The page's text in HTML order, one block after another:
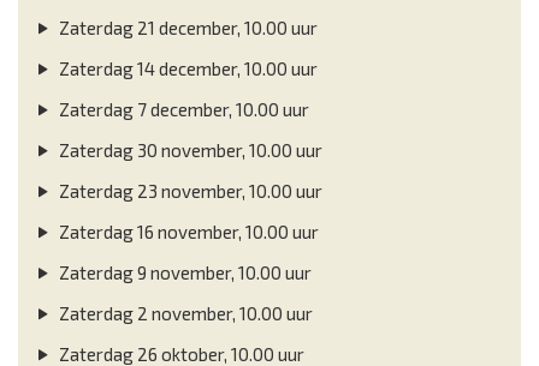
Zaterdag 21 december, 10.00 uur
Zaterdag 14 december, 10.00 uur
Zaterdag 7 december, 10.00 uur
Zaterdag 30 november, 10.00 uur
Zaterdag 23 november, 10.00 uur
Zaterdag 16 november, 10.00 uur
Zaterdag 9 november, 10.00 uur
Zaterdag 2 november, 10.00 uur
Zaterdag 26 oktober, 10.00 uur